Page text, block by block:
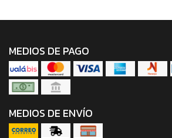
MEDIOS DE PAGO
MEDIOS DE ENVÍO